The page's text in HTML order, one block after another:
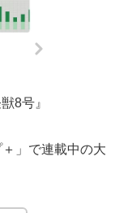
8号』
」で連載中の大